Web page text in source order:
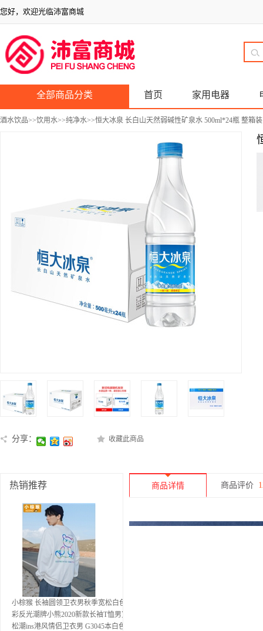
您好，欢迎光临沛富商城
全部商品分类 首页 家用电器
酒水饮品>>饮用水>>纯净水>>恒大冰泉 长白山天然弱碱性矿泉水 500ml*24瓶 整箱
分享： 收藏此商品
热销推荐
小棕猴 长袖圆领卫衣男秋季宽松白色炫
彩反光潮牌小熊2020新款长袖T恤男宽
松潮ins港风情侣卫衣男 G3045本白色 L
商品详情 商品评价